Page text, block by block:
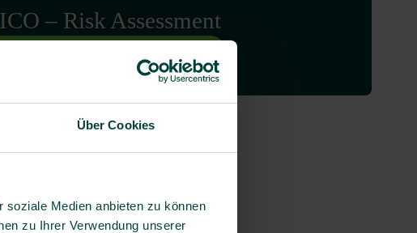
Über Cookies
Medien anbieten zu können
zu Ihrer Verwendung unserer
– Risk Assessment